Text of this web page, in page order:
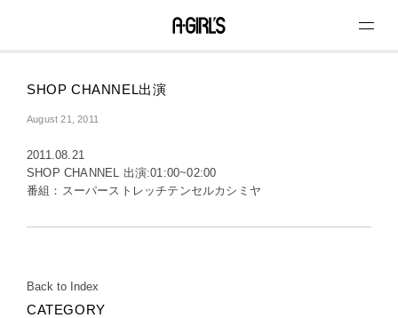
SHOP CHANNEL出演
August 21, 2011
2011.08.21
SHOP CHANNEL 出演:01:00~02:00
番組：スーパーストレッチテンセルカシミヤ
Back to Index
CATEGORY